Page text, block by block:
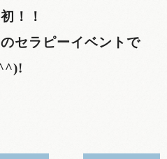
！！
セラピーイベントで